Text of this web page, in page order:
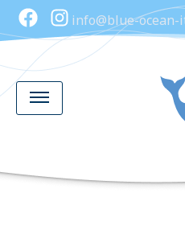
info@blue-